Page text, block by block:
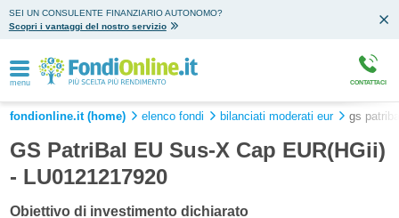
SEI UN CONSULENTE FINANZIARIO AUTONOMO?
Scopri i vantaggi del nostro servizio
menu CONTATTACI
fondionline.it (home) elenco fondi bilanciati moderati eur gs
GS PatriBal EU Sus-X Cap EUR(HGii)
- LU0121217920
Obiettivo di investimento dichiarato